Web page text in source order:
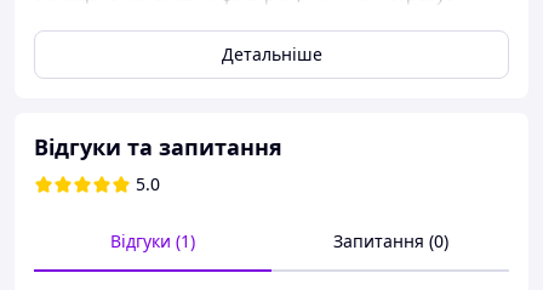
переробленої кавової гущі
Металевий сітчастий фільтр - не потребує
Два розміри - на 1-2 або 2-4 чашки кави
Детальніше
Відгуки та запитання
5.0
Відгуки (1) Запитання (0)